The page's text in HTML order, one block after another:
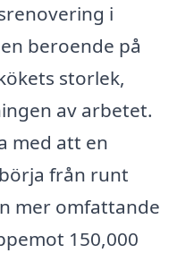
i
beroende på
storlek,
av arbetet.
med att en
från runt
mer omfattande
150,000